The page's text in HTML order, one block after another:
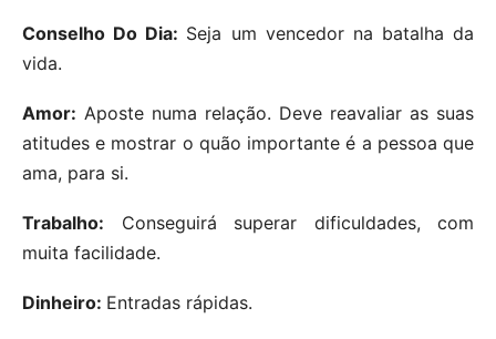
Conselho Do Dia: Seja um vencedor na batalha da
vida.
Amor: Aposte numa relação. Deve reavaliar as suas
atitudes e mostrar o quão importante é a pessoa que
ama, para si.
Trabalho: Conseguirá superar dificuldades, com
muita facilidade.
Dinheiro: Entradas rápidas.